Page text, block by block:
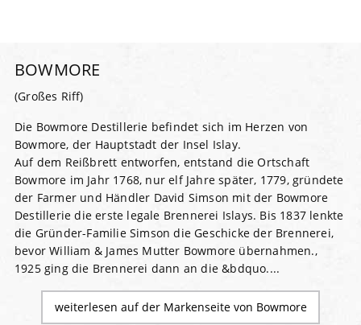
BOWMORE
(Großes Riff)
Die Bowmore Destillerie befindet sich im Herzen von
Bowmore, der Hauptstadt der Insel Islay.
Auf dem Reißbrett entworfen, entstand die Ortschaft
Bowmore im Jahr 1768, nur elf Jahre später, 1779, gründete
der Farmer und Händler David Simson mit der Bowmore
Destillerie die erste legale Brennerei Islays. Bis 1837 lenkte
die Gründer-Familie Simson die Geschicke der Brennerei,
bevor William & James Mutter Bowmore übernahmen.,
1925 ging die Brennerei dann an die &bdquo....
weiterlesen auf der Markenseite von Bowmore